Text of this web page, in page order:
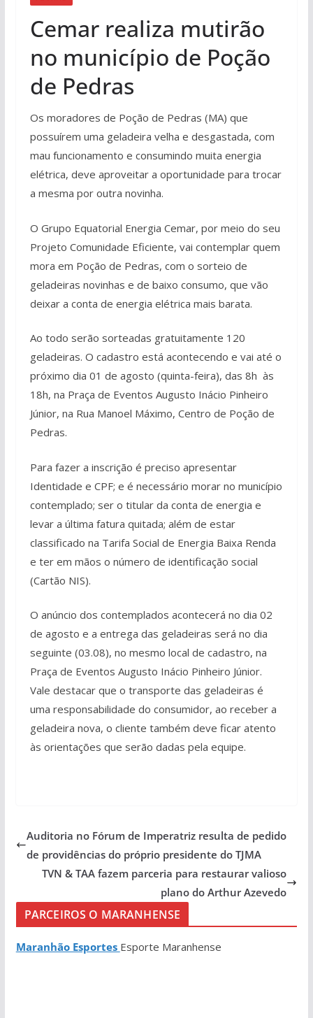
Cemar realiza mutirão
no município de Poção
de Pedras
Os moradores de Poção de Pedras (MA) que
possuírem uma geladeira velha e desgastada, com
mau funcionamento e consumindo muita energia
elétrica, deve aproveitar a oportunidade para trocar
a mesma por outra novinha.
O Grupo Equatorial Energia Cemar, por meio do seu
Projeto Comunidade Eficiente, vai contemplar quem
mora em Poção de Pedras, com o sorteio de
geladeiras novinhas e de baixo consumo, que vão
deixar a conta de energia elétrica mais barata.
Ao todo serão sorteadas gratuitamente 120
geladeiras. O cadastro está acontecendo e vai até o
próximo dia 01 de agosto (quinta-feira), das 8h às
18h, na Praça de Eventos Augusto Inácio Pinheiro
Júnior, na Rua Manoel Máximo, Centro de Poção de
Pedras.
Para fazer a inscrição é preciso apresentar
Identidade e CPF; e é necessário morar no município
contemplado; ser o titular da conta de energia e
levar a última fatura quitada; além de estar
classificado na Tarifa Social de Energia Baixa Renda
e ter em mãos o número de identificação social
(Cartão NIS).
O anúncio dos contemplados acontecerá no dia 02
de agosto e a entrega das geladeiras será no dia
seguinte (03.08), no mesmo local de cadastro, na
Praça de Eventos Augusto Inácio Pinheiro Júnior.
Vale destacar que o transporte das geladeiras é
uma responsabilidade do consumidor, ao receber a
geladeira nova, o cliente também deve ficar atento
às orientações que serão dadas pela equipe.
Auditoria no Fórum de Imperatriz resulta de pedido
de providências do próprio presidente do TJMA
TVN & TAA fazem parceria para restaurar valioso
plano do Arthur Azevedo
PARCEIROS O MARANHENSE
Maranhão Esportes Esporte Maranhense